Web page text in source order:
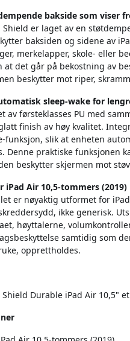
bakside som viser
Shield er laget av en
baksiden og sidene av
merkelapper, skole- eller
det går på bekostning av
beskytter mot riper,
sleep-wake for
av førsteklasses PU med
finish av høy kvalitet.
funksjon, slik at enheten
Denne praktiske
beskytter skjermen mot
iPad Air 10,5-tommers
er nøyaktig utformet for
ikke generisk.
høyttalerne,
samtidig som
opprettholdes.
Durable iPad Air 10,5"